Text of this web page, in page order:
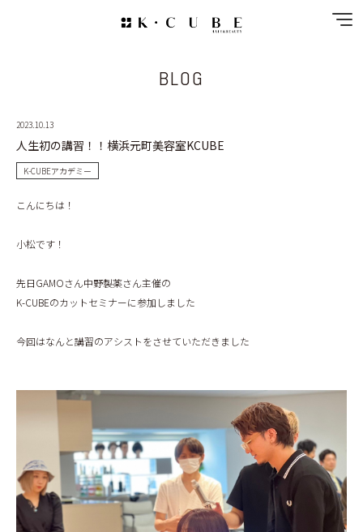
SPECIAL MENU
MENU
SHOP&STAFF
COUPON
GALLERY
BLOG
2023.10.13
人生初の講習！！横浜元町美容室KCUBE
K-CUBEアカデミー
こんにちは！
小松です！
先日GAMOさん中野製薬さん主催の
K-CUBEのカットセミナーに参加しました
今回はなんと講習のアシストをさせていただきました